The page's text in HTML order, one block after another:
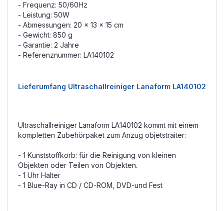
- Frequenz: 50/60Hz
- Leistung: 50W
- Abmessungen: 20 x 13 x 15 cm
- Gewicht: 850 g
- Garantie: 2 Jahre
- Referenznummer: LA140102
Lieferumfang Ultraschallreiniger Lanaform LA140102
Ultraschallreiniger Lanaform LA140102 kommt mit einem
kompletten Zubehörpaket zum Anzug objetstraiter:
- 1 Kunststoffkorb: für die Reinigung von kleinen
Objekten oder Teilen von Objekten.
- 1 Uhr Halter
- 1 Blue-Ray in CD / CD-ROM, DVD-und Fest